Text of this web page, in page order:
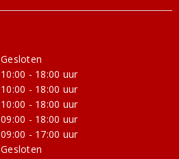
Gesloten
10:00 - 18:00 uur
10:00 - 18:00 uur
10:00 - 18:00 uur
09:00 - 18:00 uur
09:00 - 17:00 uur
Gesloten